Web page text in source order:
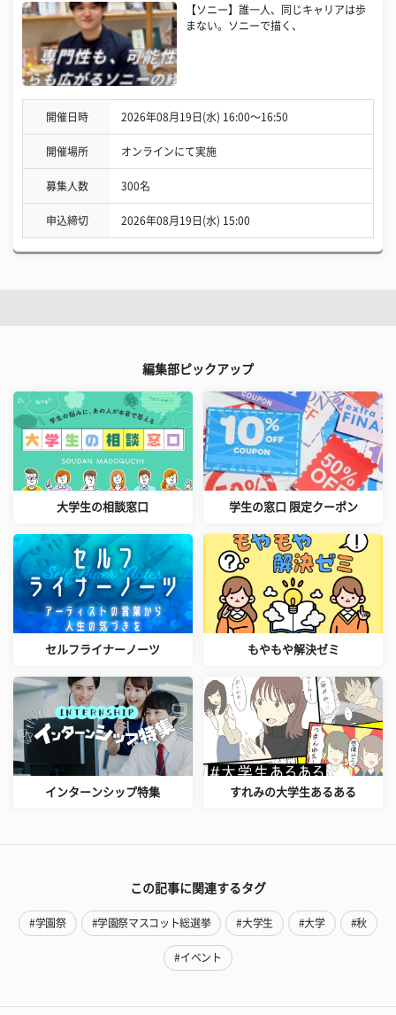
【ソニー】誰一人、同じキャリアは歩
まない。ソニーで描く、
開催日時 2026年08月19日(水) 16:00〜16:50
開催場所 オンラインにて実施
募集人数 300名
申込締切 2026年08月19日(水) 15:00
編集部ピックアップ
大学生の相談窓口 学生の窓口 限定クーポン
セルフライナーノーツ もやもや解決ゼミ
インターンシップ特集 すれみの大学生あるある
この記事に関連するタグ
#学園祭 #学園祭マスコット総選挙 #大学生 #大学 #秋
#イベント